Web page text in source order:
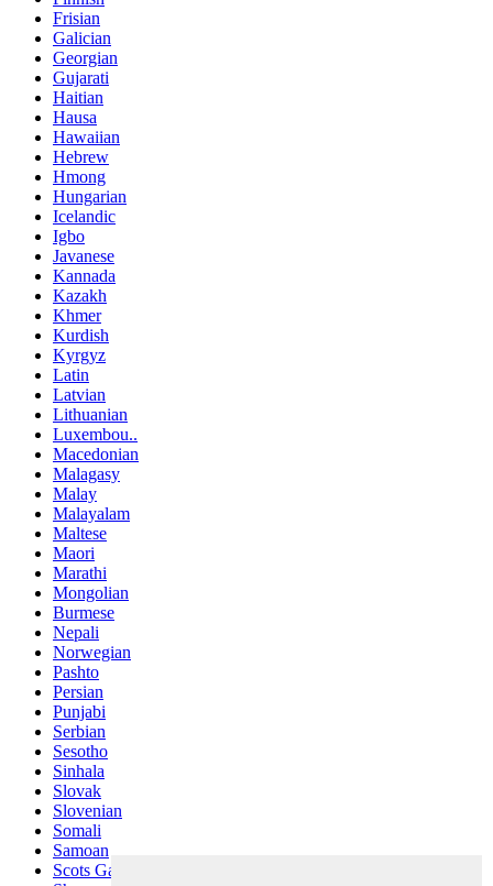
Frisian
Galician
Georgian
Gujarati
Haitian
Hausa
Hawaiian
Hebrew
Hmong
Hungarian
Icelandic
Igbo
Javanese
Kannada
Kazakh
Khmer
Kurdish
Kyrgyz
Latin
Latvian
Lithuanian
Luxembou..
Macedonian
Malagasy
Malay
Malayalam
Maltese
Maori
Marathi
Mongolian
Burmese
Nepali
Norwegian
Pashto
Persian
Punjabi
Serbian
Sesotho
Sinhala
Slovak
Slovenian
Somali
Samoan
Scots Gaelic